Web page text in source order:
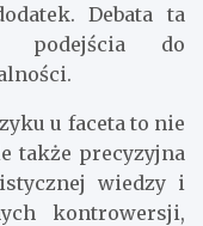
Debata ta
podejścia do
u faceta to nie
także precyzyjna
wiedzy i
kontrowersji,